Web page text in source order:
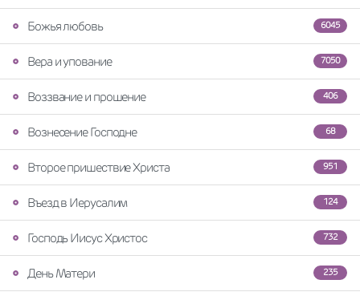
6045
Божья любовь
7050
Вера и упование
406
Воззвание и прошение
68
Вознесение Господне
951
Второе пришествие Христа
124
Въезд в Иерусалим
732
Господь Иисус Христос
235
День Матери